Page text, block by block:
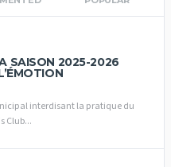
SAISON 2025-2026
interdisant la pratique du
Club...